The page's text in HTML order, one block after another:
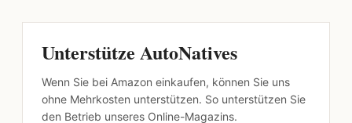
Unterstütze AutoNatives
Wenn Sie bei Amazon einkaufen, können Sie uns
ohne Mehrkosten unterstützen. So unterstützen Sie
den Betrieb unseres Online-Magazins.